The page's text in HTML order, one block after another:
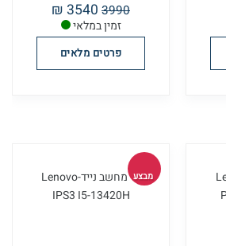
זמין במלאי
3990
פרטים מלאים
מבצע